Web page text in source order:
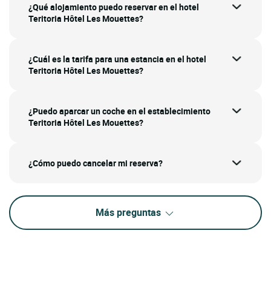
¿Qué alojamiento puedo reservar en el hotel
Teritoria Hôtel Les Mouettes?
¿Cuál es la tarifa para una estancia en el hotel
Teritoria Hôtel Les Mouettes?
¿Puedo aparcar un coche en el establecimiento
Teritoria Hôtel Les Mouettes?
¿Cómo puedo cancelar mi reserva?
Más preguntas